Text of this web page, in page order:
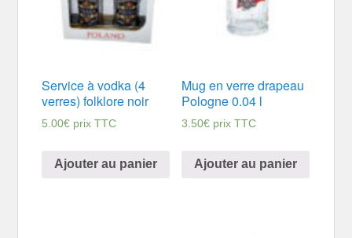
Service à vodka (4
verres) folklore noir
5.00€ prix TTC
Ajouter au panier
Mug en verre drapeau
Pologne 0.04 l
3.50€ prix TTC
Ajouter au panier